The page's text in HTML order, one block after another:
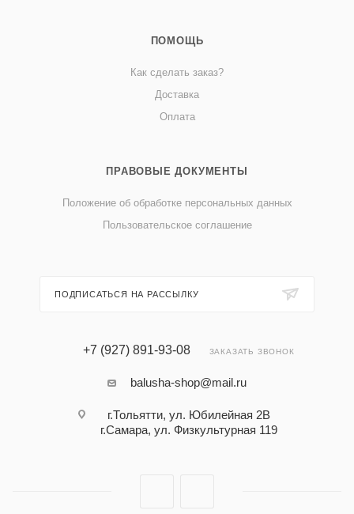
ПОМОЩЬ
Как сделать заказ?
Доставка
Оплата
ПРАВОВЫЕ ДОКУМЕНТЫ
Положение об обработке персональных данных
Пользовательское соглашение
ПОДПИСАТЬСЯ НА РАССЫЛКУ
+7 (927) 891-93-08 ЗАКАЗАТЬ ЗВОНОК
balusha-shop@mail.ru
г.Тольятти, ул. Юбилейная 2В
г.Самара, ул. Физкультурная 119